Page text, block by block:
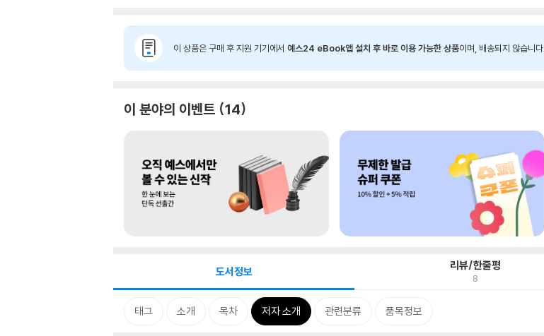
이 상품은 구매 후 지원 기기에서 예스24 eBook앱 설치 후 바로 이용 가능한 상품이며, 배송되지 않습니다.
이 분야의 이벤트 14
도서정보 리뷰/한줄평
8
태그 소개 목차 저자 소개 관련분류 품목정보